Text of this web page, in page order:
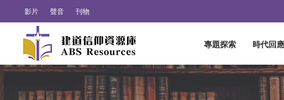
影片 聲音 刊物
專題探索 時代回應